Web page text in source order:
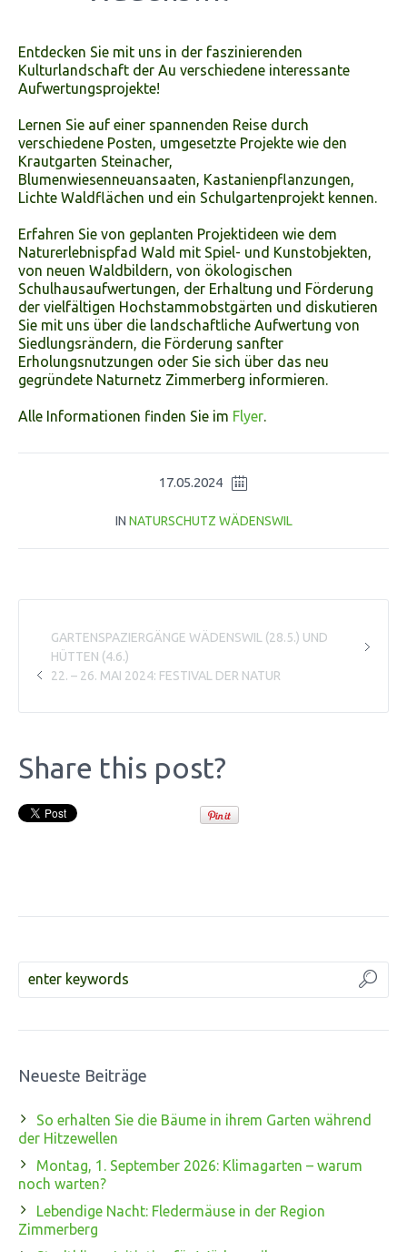
Entdecken Sie mit uns in der faszinierenden
Kulturlandschaft der Au verschiedene interessante
Aufwertungsprojekte!
Lernen Sie auf einer spannenden Reise durch
verschiedene Posten, umgesetzte Projekte wie den
Krautgarten Steinacher,
Blumenwiesenneuansaaten, Kastanienpflanzungen,
Lichte Waldflächen und ein Schulgartenprojekt kennen.
Erfahren Sie von geplanten Projektideen wie dem
Naturerlebnispfad Wald mit Spiel- und Kunstobjekten,
von neuen Waldbildern, von ökologischen
Schulhausaufwertungen, der Erhaltung und Förderung
der vielfältigen Hochstammobstgärten und diskutieren
Sie mit uns über die landschaftliche Aufwertung von
Siedlungsrändern, die Förderung sanfter
Erholungsnutzungen oder Sie sich über das neu
gegründete Naturnetz Zimmerberg informieren.
Alle Informationen finden Sie im Flyer.
17.05.2024
IN NATURSCHUTZ WÄDENSWIL
GARTENSPAZIERGÄNGE WÄDENSWIL (28.5.) UND
HÜTTEN (4.6.)
22. – 26. MAI 2024: FESTIVAL DER NATUR
Share this post?
Neueste Beiträge
So erhalten Sie die Bäume in ihrem Garten während
der Hitzewellen
Montag, 1. September 2026: Klimagarten – warum
noch warten?
Lebendige Nacht: Fledermäuse in der Region
Zimmerberg